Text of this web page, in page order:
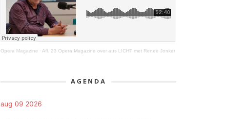
Opera Magazine · Afl. 23 Opera Magazine over aus LICHT met Renee Jonker
AGENDA
aug 09 2026